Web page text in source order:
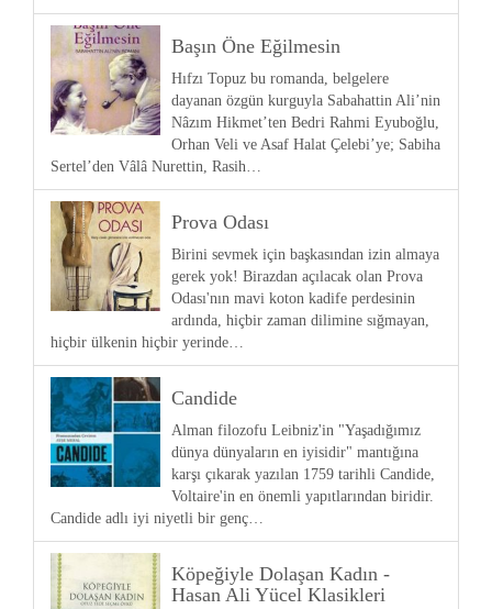
Başın Öne Eğilmesin
Hıfzı Topuz bu romanda, belgelere
dayanan özgün kurguyla Sabahattin Ali’nin
Nâzım Hikmet’ten Bedri Rahmi Eyuboğlu,
Orhan Veli ve Asaf Halat Çelebi’ye; Sabiha
Sertel’den Vâlâ Nurettin, Rasih…
Prova Odası
Birini sevmek için başkasından izin almaya
gerek yok! Birazdan açılacak olan Prova
Odası'nın mavi koton kadife perdesinin
ardında, hiçbir zaman dilimine sığmayan,
hiçbir ülkenin hiçbir yerinde…
Candide
Alman filozofu Leibniz'in "Yaşadığımız
dünya dünyaların en iyisidir" mantığına
karşı çıkarak yazılan 1759 tarihli Candide,
Voltaire'in en önemli yapıtlarından biridir.
Candide adlı iyi niyetli bir genç…
Köpeğiyle Dolaşan Kadın -
Hasan Ali Yücel Klasikleri